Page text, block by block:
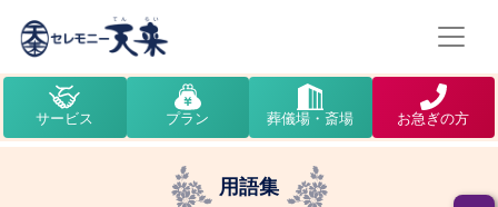
サービス プラン 葬儀場・斎場 お急ぎの方
用語集